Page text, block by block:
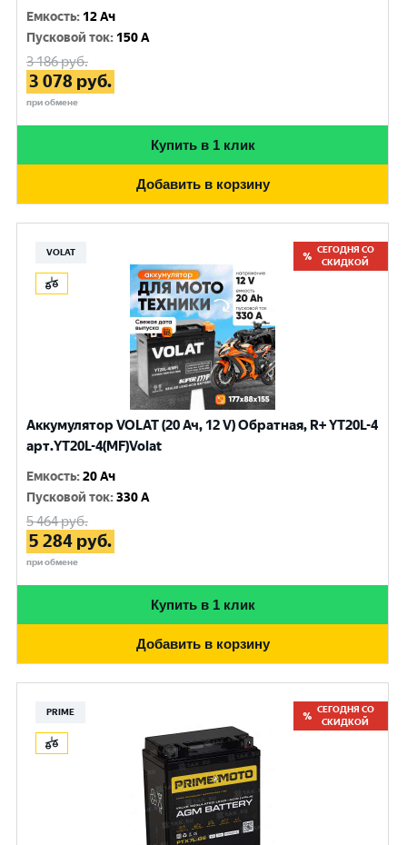
Емкость: 12 Ач
Пусковой ток: 150 A
3 186руб.
3 078 руб.
при обмене
Купить в 1 клик
Добавить в корзину
VOLAT
СЕГОДНЯ СО
СКИДКОЙ
Аккумулятор VOLAT (20 Ач, 12 V) Обратная, R+ YT20L-4
арт.YT20L-4(MF)Volat
Емкость:20 Ач
Пусковой ток:330 A
5 464руб.
5 284 руб.
при обмене
Купить в 1 клик
Добавить в корзину
PRIME
СЕГОДНЯ СО
СКИДКОЙ